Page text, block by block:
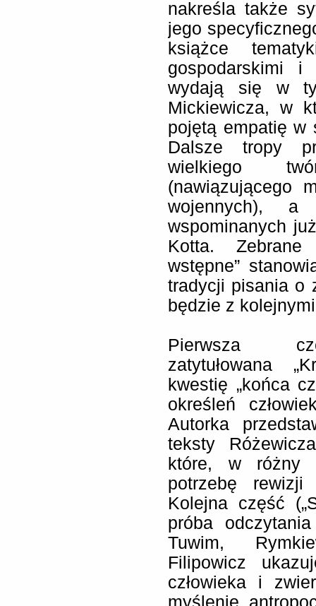
nakreśla także
jego
książce
gospodarskimi i
wydają się w
Mickiewicza, w
pojętą empatię w
Dalsze tropy
wielkiego
(nawiązującego
wojennych),
wspominanych
Kotta. Zebrane
wstępne”
tradycji pisania o
będzie z
Pierwsza
zatytułowana
kwestię „końca
określeń
Autorka
teksty
które, w różny
potrzebę rewizji
Kolejna część
próba
Tuwim,
Filipowicz
człowieka i
myślenie